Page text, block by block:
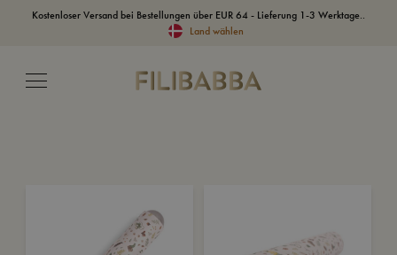
Kostenloser Versand bei Bestellungen über EUR 64 - Lieferung 1-3 Werktage..
Land wählen